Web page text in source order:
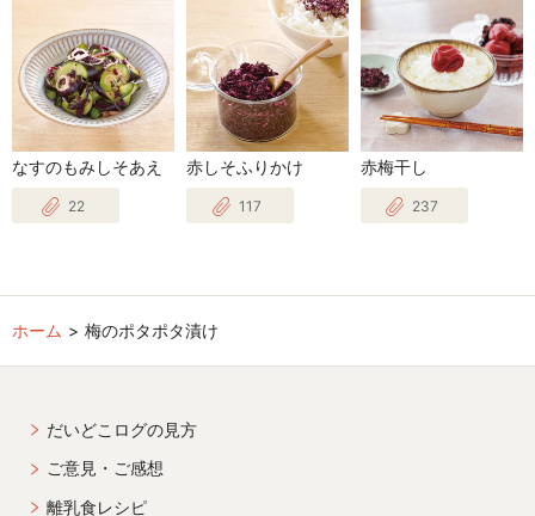
なすのもみしそあえ
22
赤しそふりかけ
117
赤梅干し
237
ホーム 梅のポタポタ漬け
だいどこログの見方
ご意見・ご感想
離乳食レシピ